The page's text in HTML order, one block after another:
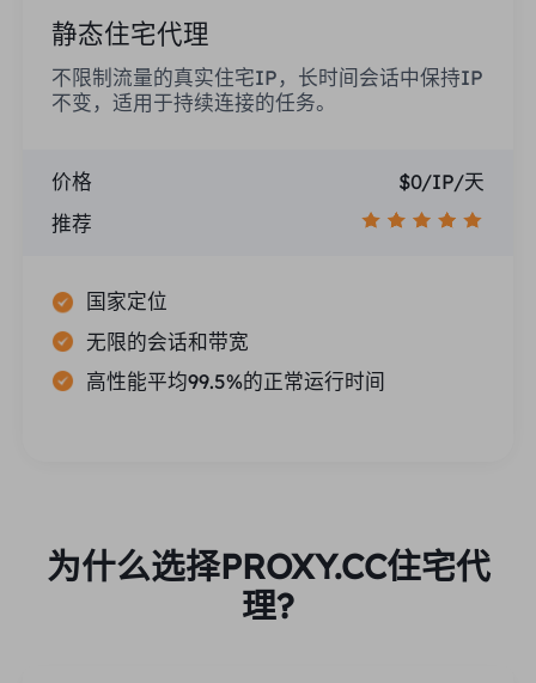
静态住宅代理
不限制流量的真实住宅IP，长时间会话中保持IP
不变，适用于持续连接的任务。
价格
$0/IP/天
推荐
国家定位
无限的会话和带宽
高性能平均99.5%的正常运行时间
为什么选择PROXY.CC住宅代
理?